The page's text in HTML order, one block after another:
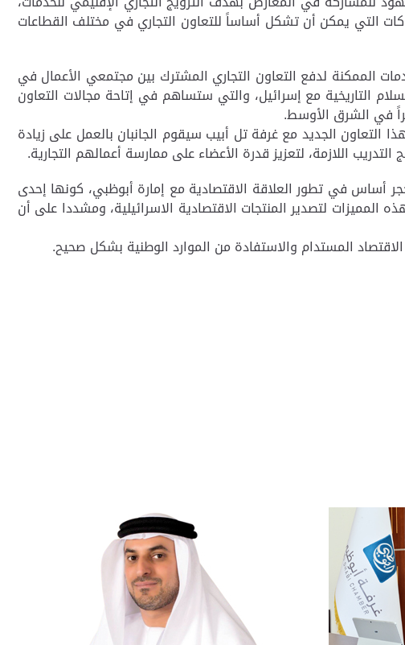
التي يمكن أن تشكل أساساً للتعاون التجاري في مختلف القطاعات
الممكنة لدفع التعاون التجاري المشترك بين مجتمعي الأعمال في
التاريخية مع إسرائيل، والتي ستساهم في إتاحة مجالات التعاون
في الشرق الأوسط.
للقطاع الخاص في الإمارة، وتضم في عضويتها ما يزيد على 100 ألف شركة، وبهذا التعاون الجديد مع غرفة تل أبيب سيقوم الجانبان بالعمل على زيادة
اللازمة، لتعزيز قدرة الأعضاء على ممارسة أعمالهم التجارية.
أساس في تطور العلاقة الاقتصادية مع إمارة أبوظبي، كونها إحدى
المميزات لتصدير المنتجات الاقتصادية الاسرائيلية، ومشددا على أن
المستدام والاستفادة من الموارد الوطنية بشكل صحيح.